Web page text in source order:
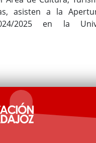
asisten a la
2025 en la